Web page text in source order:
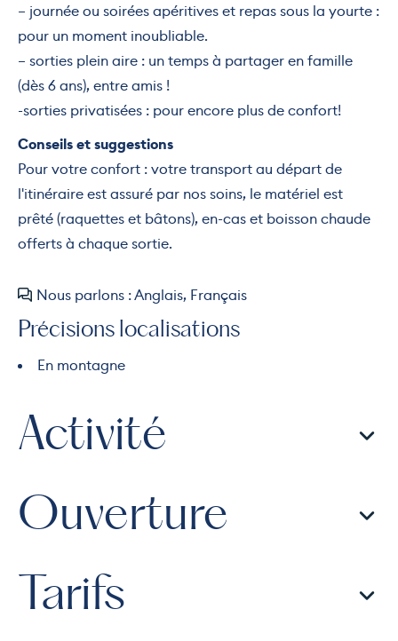
– journée ou soirées apéritives et repas sous la yourte :
pour un moment inoubliable.
– sorties plein aire : un temps à partager en famille
(dès 6 ans), entre amis !
-sorties privatisées : pour encore plus de confort!
Conseils et suggestions
Pour votre confort : votre transport au départ de
l'itinéraire est assuré par nos soins, le matériel est
prêté (raquettes et bâtons), en-cas et boisson chaude
offerts à chaque sortie.
Nous parlons : Anglais, Français
Précisions localisations
En montagne
Activité
Ouverture
Tarifs